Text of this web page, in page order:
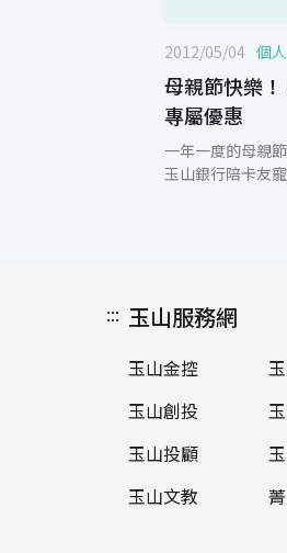
2012/05/04 個
母親節快樂！ 刷玉山卡享頂鮮101
專屬優惠
一年一度的母親
玉山銀行陪卡友
當日套餐優惠價
「冰淇淋茗茶燕
活動當天還加贈
乙支，讓媽媽感
卡友亦可獲贈全
和家人們，記錄
界卡卡友於活動
世界卡滿
份，讓卡友可以
::: 玉山服務網
玉山金控
玉山創投
玉山投顧
玉山文教